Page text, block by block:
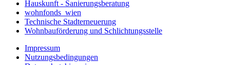
Hauskunft - Sanierungsberatung
wohnfonds_wien
Technische Stadterneuerung
Wohnbauförderung und Schlichtungsstelle
Impressum
Nutzungsbedingungen